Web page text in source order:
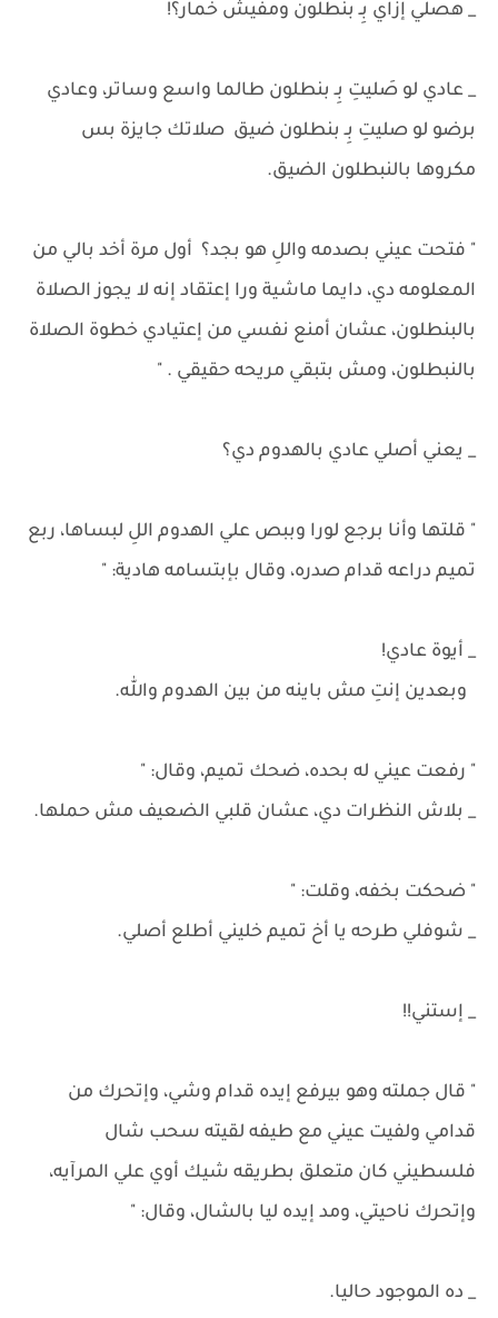
_ هصلي إزاي بِـ بنطلون ومفيش خمار؟!
_ عادي لو صَليتِ بِـ بنطلون طالما واسع وساتر، وعادي
برضو لو صليتِ بِـ بنطلون ضيق صلاتك جايزة بس
مكروها بالنبطلون الضيق.
" فتحت عيني بصدمه واللِ هو بجد؟ أول مرة أخد بالي من
المعلومه دي، دايما ماشية ورا إعتقاد إنه لا يجوز الصلاة
بالبنطلون، عشان أمنع نفسي من إعتيادي خطوة الصلاة
بالنبطلون، ومش بتبقي مريحه حقيقي . "
_ يعني أصلي عادي بالهدوم دي؟
" قلتها وأنا برجع لورا وببص علي الهدوم اللِ لبساها، ربع
تميم دراعه قدام صدره، وقال بإبتسامه هادية: "
_ أيوة عادي!
وبعدين إنتِ مش باينه من بين الهدوم والله.
" رفعت عيني له بحده، ضحك تميم، وقال: "
_ بلاش النظرات دي، عشان قلبي الضعيف مش حملها.
" ضحكت بخفه، وقلت: "
_ شوفلي طرحه يا أخ تميم خليني أطلع أصلي.
_ إستني!!
" قال جملته وهو بيرفع إيده قدام وشي، وإتحرك من
قدامي ولفيت عيني مع طيفه لقيته سحب شال
فلسطيني كان متعلق بطريقه شيك أوي علي المرآيه،
وإتحرك ناحيتي، ومد إيده ليا بالشال، وقال: "
_ ده الموجود حاليا.